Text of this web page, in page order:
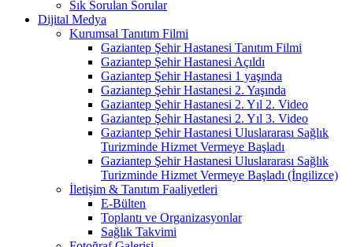
Sık Sorulan Sorular
Dijital Medya
Kurumsal Tanıtım Filmi
Gaziantep Şehir Hastanesi Tanıtım Filmi
Gaziantep Şehir Hastanesi Açıldı
Gaziantep Şehir Hastanesi 1 yaşında
Gaziantep Şehir Hastanesi 2. Yaşında
Gaziantep Şehir Hastanesi 2. Yıl 2. Video
Gaziantep Şehir Hastanesi 2. Yıl 3. Video
Gaziantep Şehir Hastanesi Uluslararası Sağlık
Turizminde Hizmet Vermeye Başladı
Gaziantep Şehir Hastanesi Uluslararası Sağlık
Turizminde Hizmet Vermeye Başladı (İngilizce)
İletişim & Tanıtım Faaliyetleri
E-Bülten
Toplantı ve Organizasyonlar
Sağlık Takvimi